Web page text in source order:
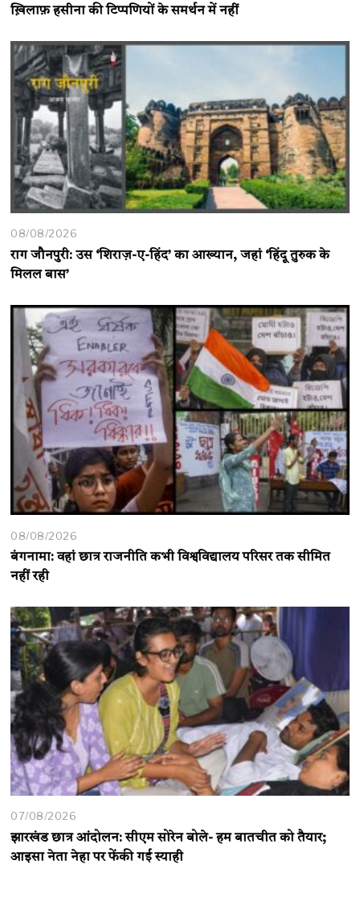
ख़िलाफ़ हसीना की टिप्पणियों के समर्थन में नहीं
08/08/2026
राग जौनपुरी: उस ‘शिराज़-ए-हिंद’ का आख्यान, जहां ‘हिंदू तुरुक के
मिलल बास’
08/08/2026
बंगनामा: वहां छात्र राजनीति कभी विश्वविद्यालय परिसर तक सीमित
नहीं रही
07/08/2026
झारखंड छात्र आंदोलन: सीएम सोरेन बोले- हम बातचीत को तैयार;
आइसा नेता नेहा पर फेंकी गई स्याही